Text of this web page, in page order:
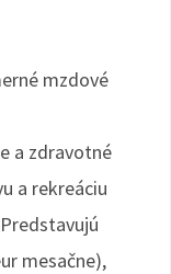
mzdové
a zdravotné
a rekreáciu
mesačne),